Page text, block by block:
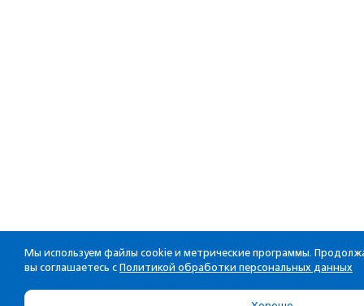
Мы используем файлы cookie и метрические программы.
вы соглашаетесь с Политикой обработки персональных данных